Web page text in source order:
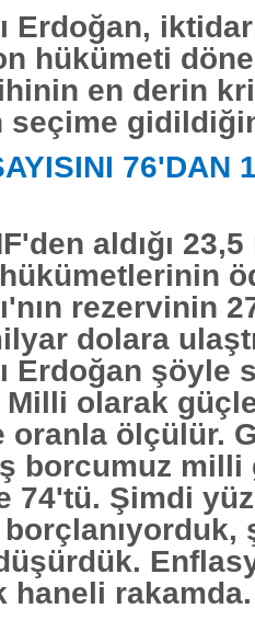
Erdoğan,
hükümeti
en derin
seçime
76'DAN
aldığı
rezervinin
dolara
Erdoğan şöyle
olarak
ölçülür.
borcumuz
74'tü. Şimdi
haneli